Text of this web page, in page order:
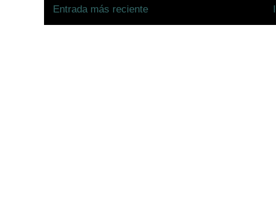
Entrada más reciente